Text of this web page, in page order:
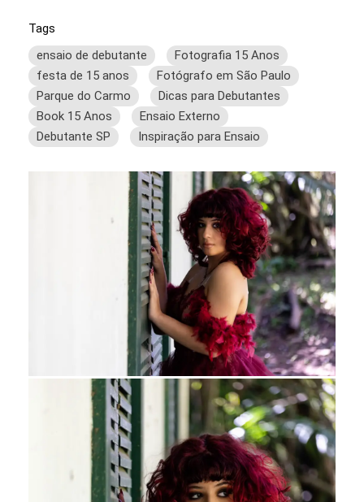
Tags
ensaio de debutante
Fotografia 15 Anos
festa de 15 anos
Fotógrafo em São Paulo
Parque do Carmo
Dicas para Debutantes
Book 15 Anos
Ensaio Externo
Debutante SP
Inspiração para Ensaio